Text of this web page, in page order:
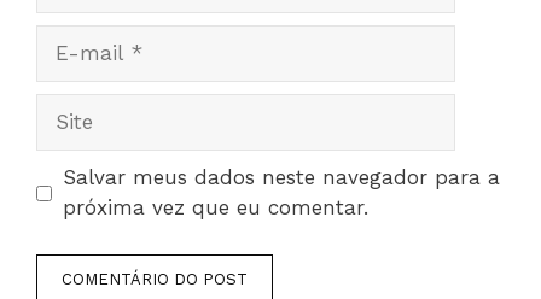
Site
Salvar meus dados neste navegador para a
próxima vez que eu comentar.